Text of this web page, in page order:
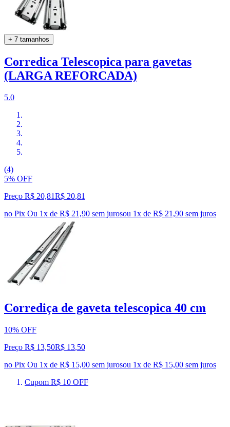
+ 7 tamanhos
Corredica Telescopica para gavetas
(LARGA REFORCADA)
5.0
(4)
5% OFF
Preço R$ 20,81R$ 20,81
no Pix Ou 1x de R$ 21,90 sem jurosou 1x de R$ 21,90 sem juros
Corrediça de gaveta telescopica 40 cm
10% OFF
Preço R$ 13,50R$ 13,50
no Pix Ou 1x de R$ 15,00 sem jurosou 1x de R$ 15,00 sem juros
Cupom R$ 10 OFF